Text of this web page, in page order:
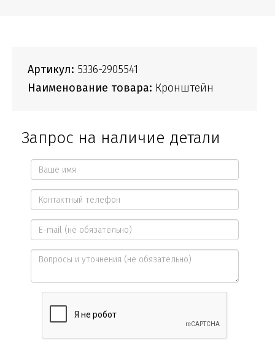
Артикул: 5336-2905541
Наименование товара: Кронштейн
Запрос на наличие детали
Ваше
имя
*
Контактный
телефон
*
E-
mail
Вопросы
уточнения